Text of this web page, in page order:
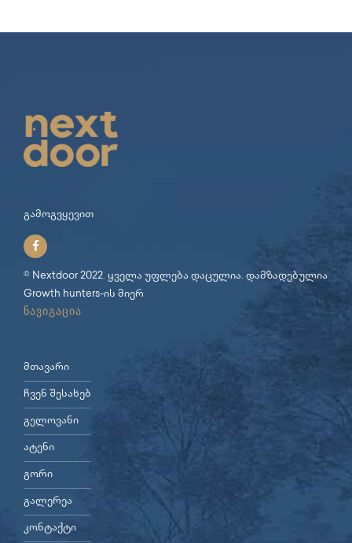
გამოგვყევით
© Nextdoor 2022. ყველა უფლება დაცულია. დამზადებულია
Growth hunters-ის მიერ
ნავიგაცია
მთავარი
ჩვენ შესახებ
გელოვანი
ატენი
გორი
გალერეა
კონტაქტი